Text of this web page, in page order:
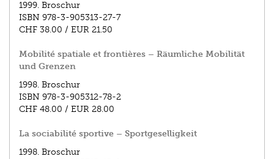
1999. Broschur
ISBN 978-3-905313-27-7
CHF 38.00 / EUR 21.50
Mobilité spatiale et frontières – Räumliche Mobilität
und Grenzen
1998. Broschur
ISBN 978-3-905312-78-2
CHF 48.00 / EUR 28.00
La sociabilité sportive – Sportgeselligkeit
1998. Broschur